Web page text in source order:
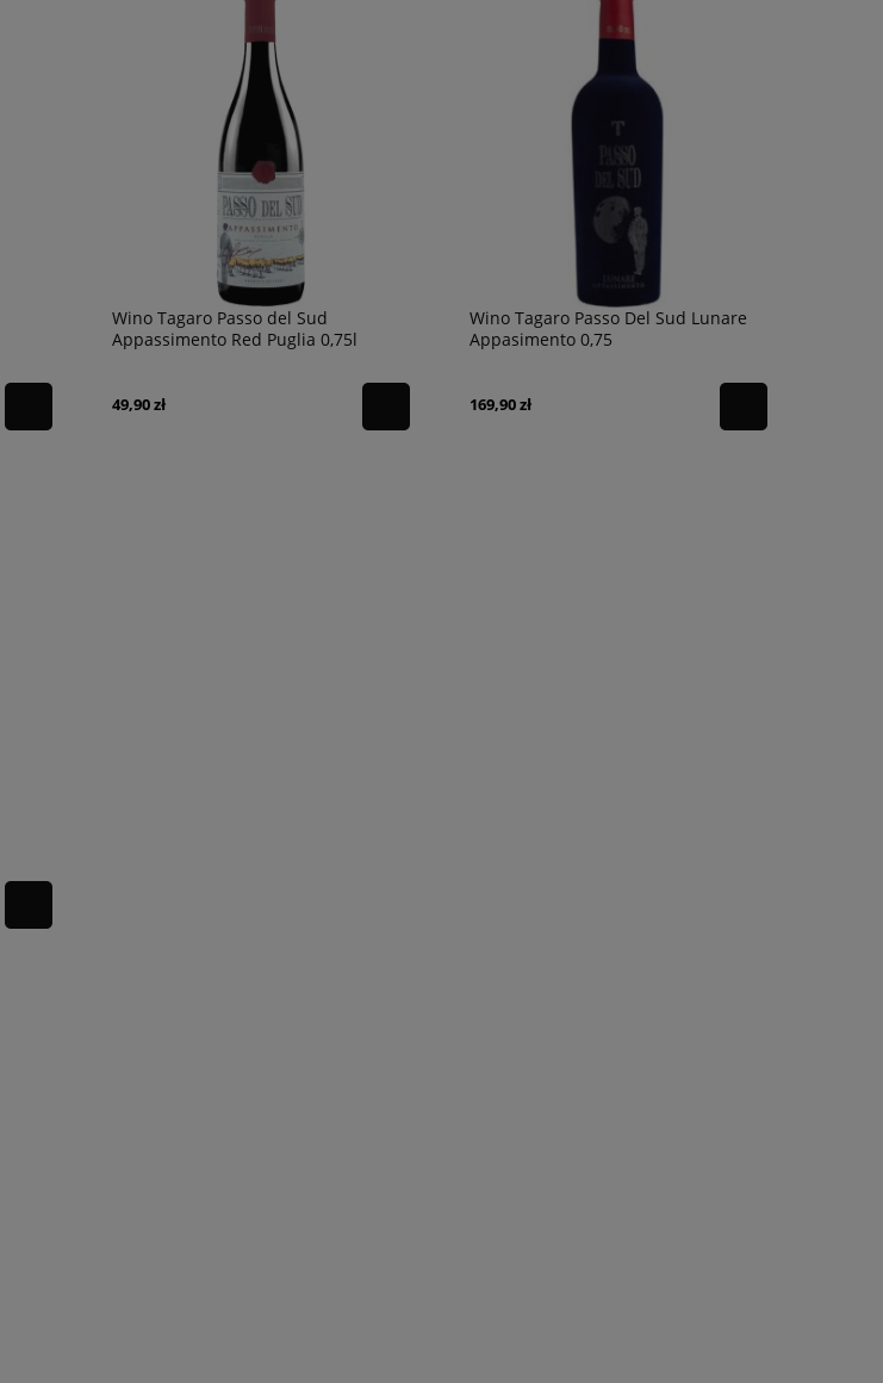
Wino Tagaro Passo del Sud
Appassimento Red Puglia 0,75l
49,90 zł
Wino Tagaro Passo Del Sud Lunare
Appasimento 0,75
169,90 zł